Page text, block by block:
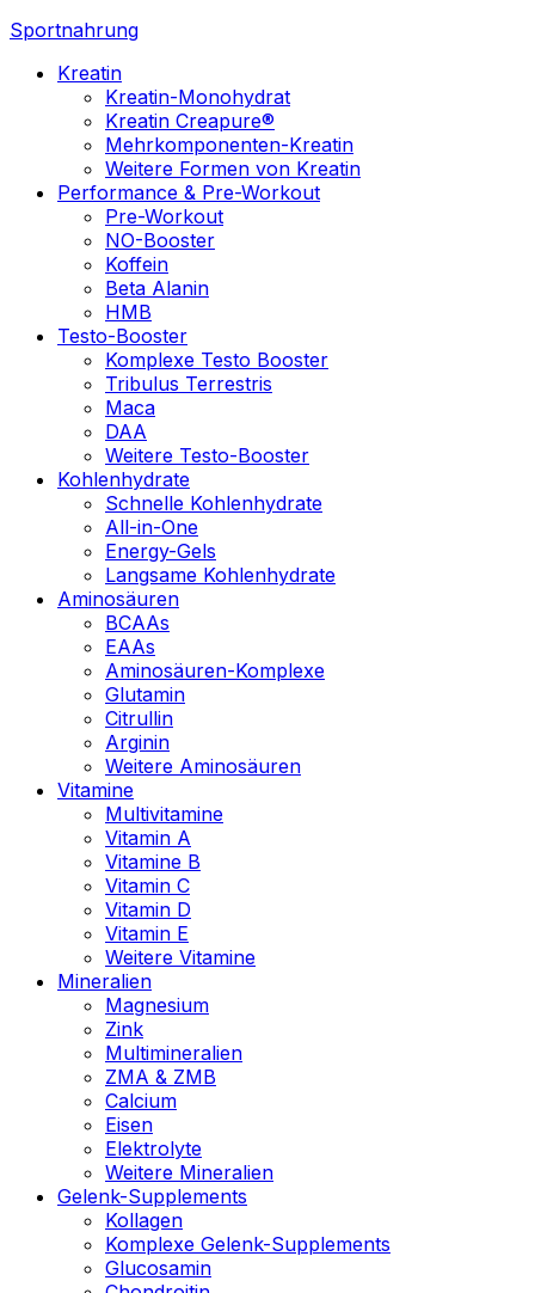
Sportnahrung
Kreatin
Kreatin-Monohydrat
Kreatin Creapure®
Mehrkomponenten-Kreatin
Weitere Formen von Kreatin
Performance & Pre-Workout
Pre-Workout
NO-Booster
Koffein
Beta Alanin
HMB
Testo-Booster
Komplexe Testo Booster
Tribulus Terrestris
Maca
DAA
Weitere Testo-Booster
Kohlenhydrate
Schnelle Kohlenhydrate
All-in-One
Energy-Gels
Langsame Kohlenhydrate
Aminosäuren
BCAAs
EAAs
Aminosäuren-Komplexe
Glutamin
Citrullin
Arginin
Weitere Aminosäuren
Vitamine
Multivitamine
Vitamin A
Vitamine B
Vitamin C
Vitamin D
Vitamin E
Weitere Vitamine
Mineralien
Magnesium
Zink
Multimineralien
ZMA & ZMB
Calcium
Eisen
Elektrolyte
Weitere Mineralien
Gelenk-Supplements
Kollagen
Komplexe Gelenk-Supplements
Glucosamin